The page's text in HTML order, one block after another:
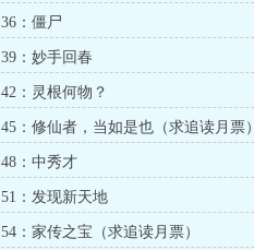
36：僵尸
39：妙手回春
42：灵根何物？
45：修仙者，当如是也（求追读月票）
48：中秀才
51：发现新天地
54：家传之宝（求追读月票）